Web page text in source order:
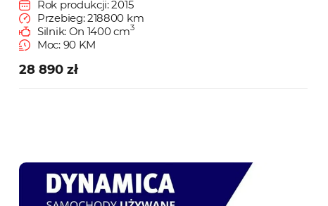
Rok produkcji: 2015
Przebieg: 218800 km
Silnik: On 1400 cm3
Moc: 90 KM
28 890 zł